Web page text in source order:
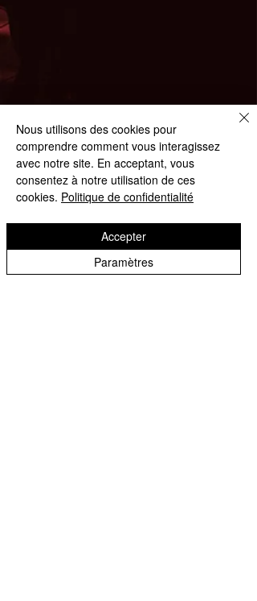
Nous utilisons des cookies pour
comprendre comment vous interagissez
avec notre site. En acceptant, vous
consentez à notre utilisation de ces
cookies. Politique de confidentialité
Paramètres
Accepter